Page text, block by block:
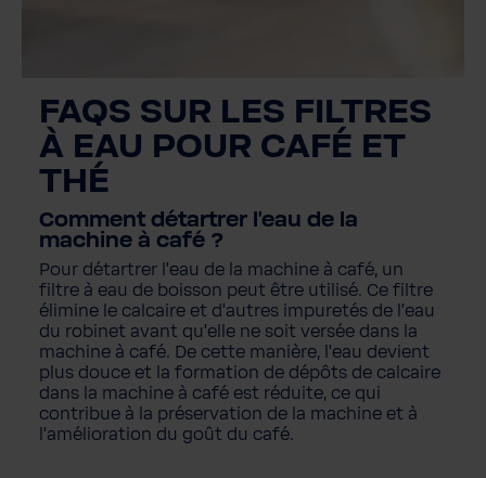
FAQS SUR LES FILTRES
À EAU POUR CAFÉ ET
THÉ
Comment détartrer l'eau de la
machine à café ?
Pour détartrer l'eau de la machine à café, un
filtre à eau de boisson peut être utilisé. Ce filtre
élimine le calcaire et d'autres impuretés de l'eau
du robinet avant qu'elle ne soit versée dans la
machine à café. De cette manière, l'eau devient
plus douce et la formation de dépôts de calcaire
dans la machine à café est réduite, ce qui
contribue à la préservation de la machine et à
l'amélioration du goût du café.